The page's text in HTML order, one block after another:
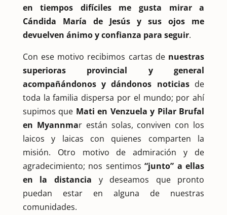
en tiempos difíciles me gusta mirar a
Cándida María de Jesús y sus ojos me
devuelven ánimo y confianza para seguir.
Con ese motivo recibimos cartas de nuestras
superioras provincial y general
acompañándonos y dándonos noticiasde
toda la familia dispersa por el mundo; por ahí
supimos que Mati en Venzuela y Pilar Brufal
en Myannmar están solas, conviven con los
laicos y laicas con quienes comparten la
misión. Otro motivo de admiración y de
agradecimiento; nos sentimos “junto” a ellas
en la distancia y deseamos que pronto
puedan estar en alguna de nuestras
comunidades.